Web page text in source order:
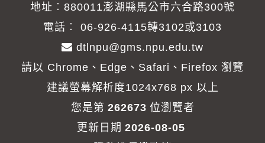
地址︰880011澎湖縣馬公市六合路300號
電話︰ 06-926-4115轉3102或3103
dtlnpu@gms.npu.edu.tw
請以 Chrome、Edge、Safari、Firefox 瀏覽
建議螢幕解析度1024x768 px 以上
您是第 262673 位瀏覽者
更新日期 2026-08-05